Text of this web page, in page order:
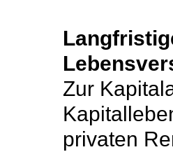
Zur
privaten